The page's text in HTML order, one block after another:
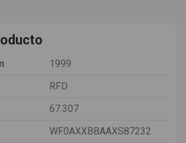
1999
RFD
67.307
WF0AXXBBAAXS87232